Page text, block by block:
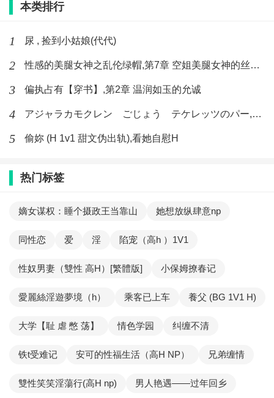
本类排行
1 尿 , 捡到小姑娘(代代)
2 性感的美腿女神之乱伦绿帽,第7章 空姐美腿女神的丝袜足交
3 偏执占有【穿书】,第2章 温润如玉的允诚
4 アジャラカモクレン ごじょう テケレッツのパー,【No. 42 Rube Goldberg Machine】十四
5 偷妳 (H 1v1 甜文伪出轨),看她自慰H
热门标签
嫡女谋权：睡个摄政王当靠山 她想放纵肆意np
同性恋 爱 淫 陷宠（高h ）1V1
性奴男妻（雙性 高H）[繁體版] 小保姆撩春记
愛麗絲淫遊夢境（h） 乘客已上车 養父 (BG 1V1 H)
大学【耻 虐 憋 荡】 情色学园 纠缠不清
铁t受难记 安可的性福生活（高H NP） 兄弟缠情
雙性笑笑淫蕩行(高H np) 男人艳遇——过年回乡